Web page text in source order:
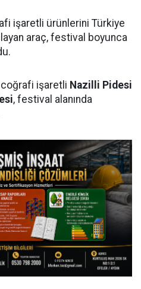
işaretli ürünlerini Türkiye
araç, festival boyunca
coğrafi işaretli Nazilli Pidesi
, festival alanında